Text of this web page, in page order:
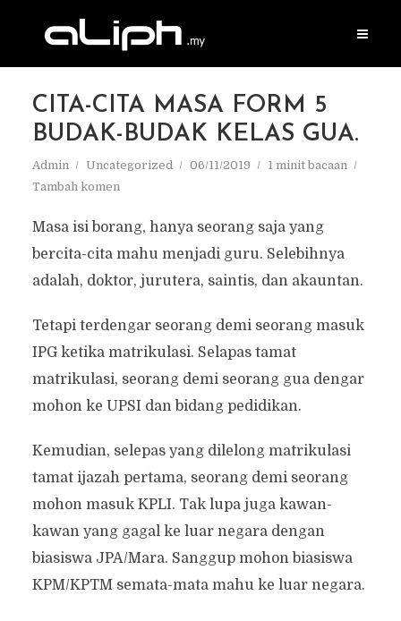
CITA-CITA MASA FORM 5
BUDAK-BUDAK KELAS GUA.
Admin Uncategorized 06/11/2019
1 minit bacaan
Tambah komen
Masa isi borang, hanya seorang saja yang
bercita-cita mahu menjadi guru. Selebihnya
adalah, doktor, jurutera, saintis, dan akauntan.
Tetapi terdengar seorang demi seorang masuk
IPG ketika matrikulasi. Selapas tamat
matrikulasi, seorang demi seorang gua dengar
mohon ke UPSI dan bidang pedidikan.
Kemudian, selepas yang dilelong matrikulasi
tamat ijazah pertama, seorang demi seorang
mohon masuk KPLI. Tak lupa juga kawan-
kawan yang gagal ke luar negara dengan
biasiswa JPA/Mara. Sanggup mohon biasiswa
KPM/KPTM semata-mata mahu ke luar negara.